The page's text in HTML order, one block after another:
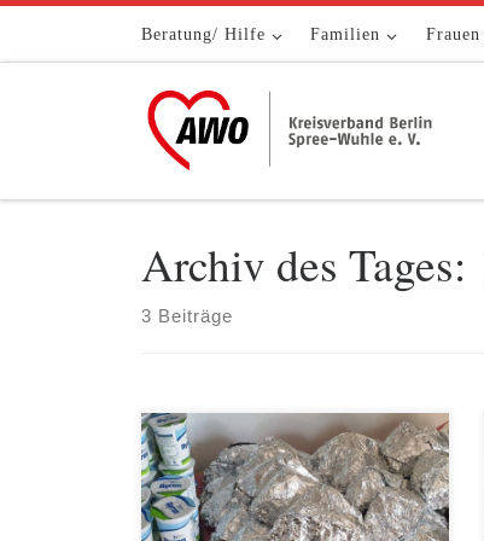
Zum Inhalt springenBeratung/ Hilfe Familien Frauen
Archiv des Tages:
3 Beiträge
Am 13.07.2023 konnten die Gäste des
AWO Kiez-Cafés sich über eine
leckere Überraschung freuen! Dank
der Spende einer Privatperson